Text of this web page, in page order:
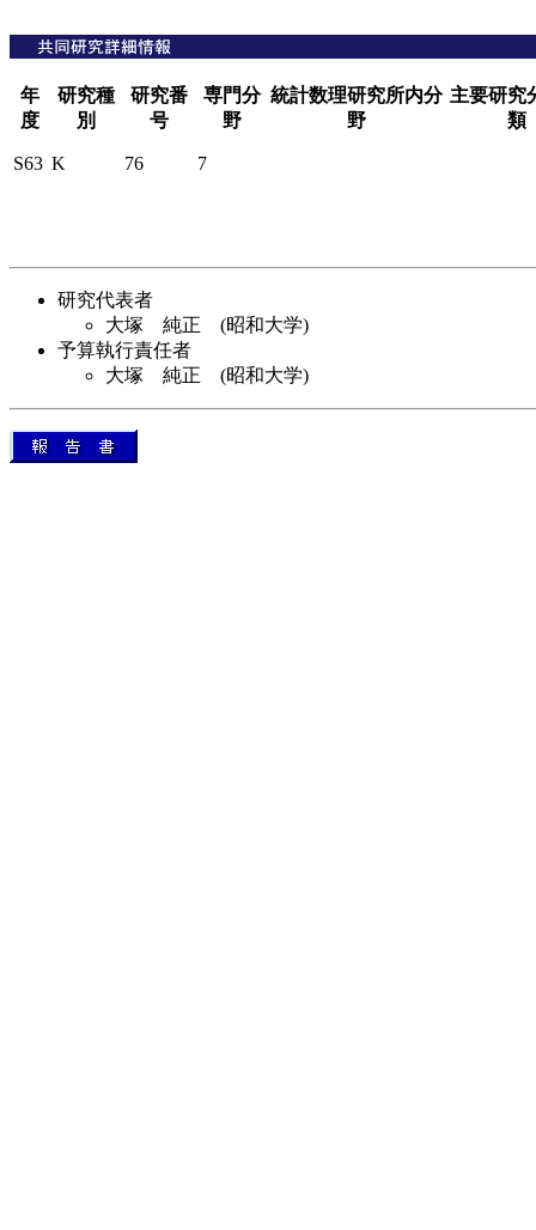
年
度
研究種
別
研究番
号
専門分
野
統計数理研究所内分
野
主要研究
類
S63 K 76 7
研究代表者
大塚 純正 (昭和大学)
予算執行責任者
大塚 純正 (昭和大学)